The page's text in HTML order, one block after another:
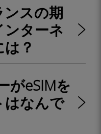
スの期
ターネ
？
がeSIMを
はなんで